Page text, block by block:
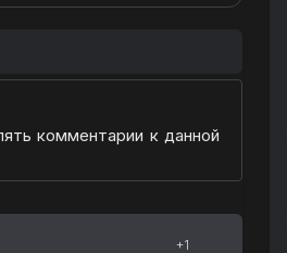
комментарии к данной
+1